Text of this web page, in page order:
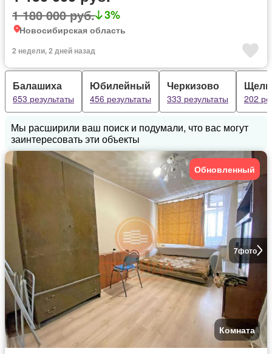
1 180 000 руб. 3%
Новосибирская область
2 недели, 2 дней назад
Балашиха
653 результаты
Юбилейный
456 результаты
Черкизово
333 результаты 202
Мы расширили ваш поиск и подумали, что вас могут
заинтересовать эти объекты
7фото
Обновленный
Комната